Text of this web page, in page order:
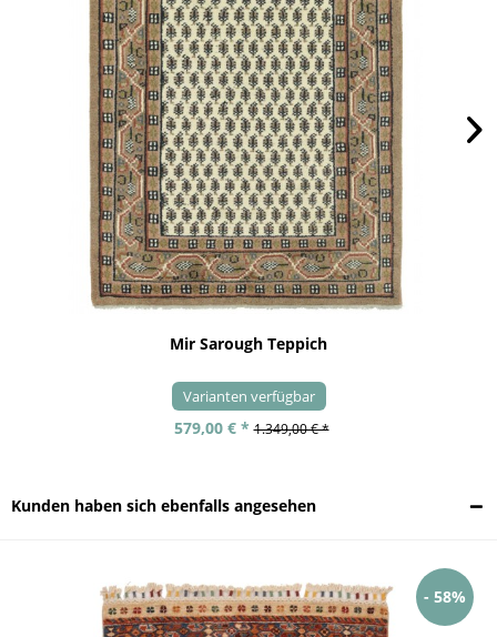
Mir Sarough Teppich
Varianten verfügbar
579,00 € * 1.349,00 € *
Kunden haben sich ebenfalls angesehen
- 58%